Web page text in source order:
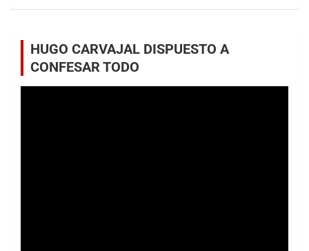
HUGO CARVAJAL DISPUESTO A
CONFESAR TODO